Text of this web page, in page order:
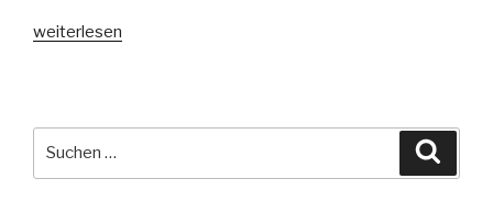
„Weihnachtskarten
weiterlesen